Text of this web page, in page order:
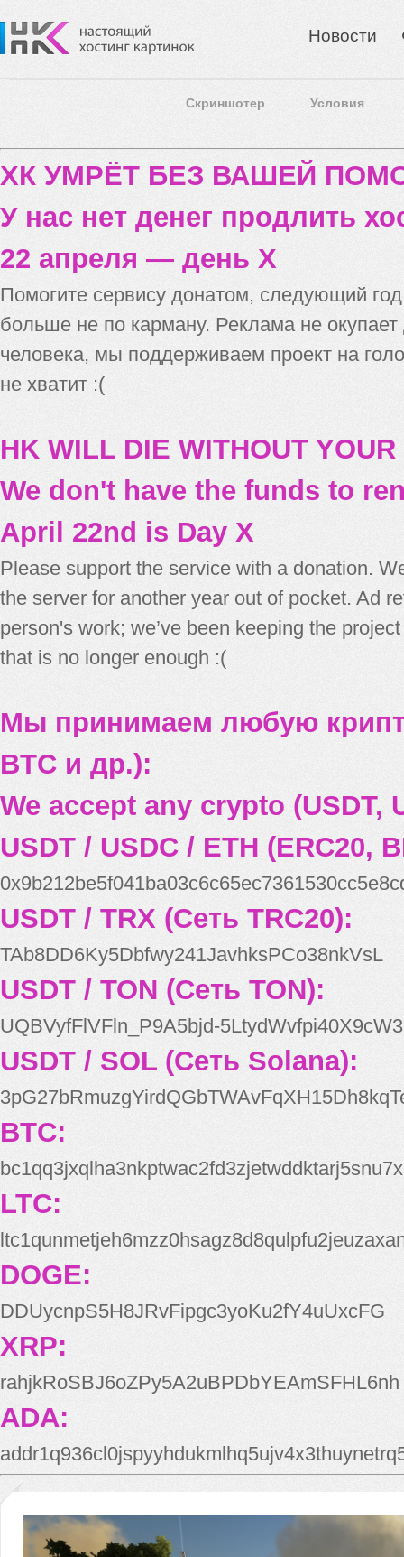
Новости
Скриншотер Условия
ХК УМРЁТ БЕЗ ВАШЕЙ
У нас нет денег продлить
22 апреля — день X
Помогите сервису донатом, следующий
больше не по карману. Реклама не
человека, мы поддерживаем проект на
не хватит :(
HK WILL DIE WITHOUT
We don't have the funds to
April 22nd is Day X
Please support the service with a donation.
the server for another year out of pocket. Ad
person's work; we’ve been keeping the
that is no longer enough :(
Мы принимаем любую
BTC и др.):
We accept any crypto (USDT,
USDT / USDC / ETH (ERC20,
USDT / TRX (Сеть TRC20):
TAb8DD6Ky5Dbfwy241JavhksPCo38nkVsL
USDT / TON (Сеть TON):
UQBVyfFlVFln_P9A5bjd-
USDT / SOL (Сеть Solana):
BTC:
bc1qq3jxqlha3nkptwac2fd3zjetwddktarj5snu7x
LTC:
DOGE:
DDUycnpS5H8JRvFipgc3yoKu2fY4uUxcFG
XRP:
rahjkRoSBJ6oZPy5A2uBPDbYEAmSFHL6nh
ADA: